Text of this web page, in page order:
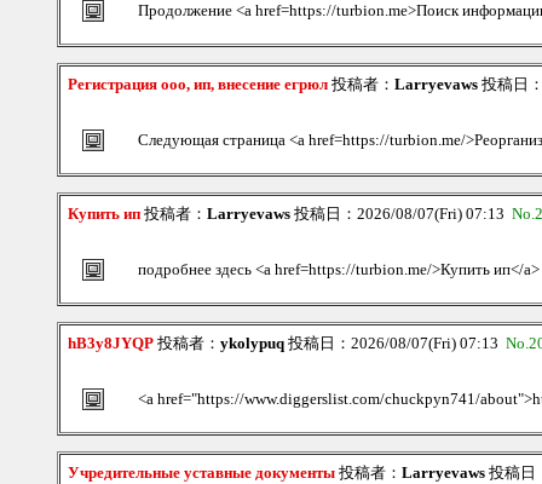
Продолжение <a href=https://turbion.me>Поиск
Регистрация ооо, ип, внесение егрюл 投稿者： Larryevaws 投稿日
Следующая страница <a href=https://turbion.me/
Купить ип 投稿者： Larryevaws 投稿日：2026/08/07(Fri) 07:13
подробнее здесь <a href=https://turbion.me/>Купить ип</a>
hB3y8JYQP 投稿者： ykolypuq 投稿日：2026/08/07(Fri) 07:13
<a href="https://www.diggerslist.com/chuckpyn741/
Учредительные уставные документы 投稿者： Larryevaws 投稿日